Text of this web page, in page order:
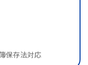
保存法対応